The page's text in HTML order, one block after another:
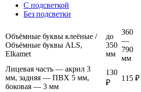
С подсветкой
Без подсветки
Объёмные буквы клеёные /
Объёмные буквы ALS,
Elkamet
до
350
мм
360
—
790
мм
Лицевая часть — акрил 3
мм, задняя — ПВХ 5 мм,
боковая — 3 мм
130
₽
115 ₽